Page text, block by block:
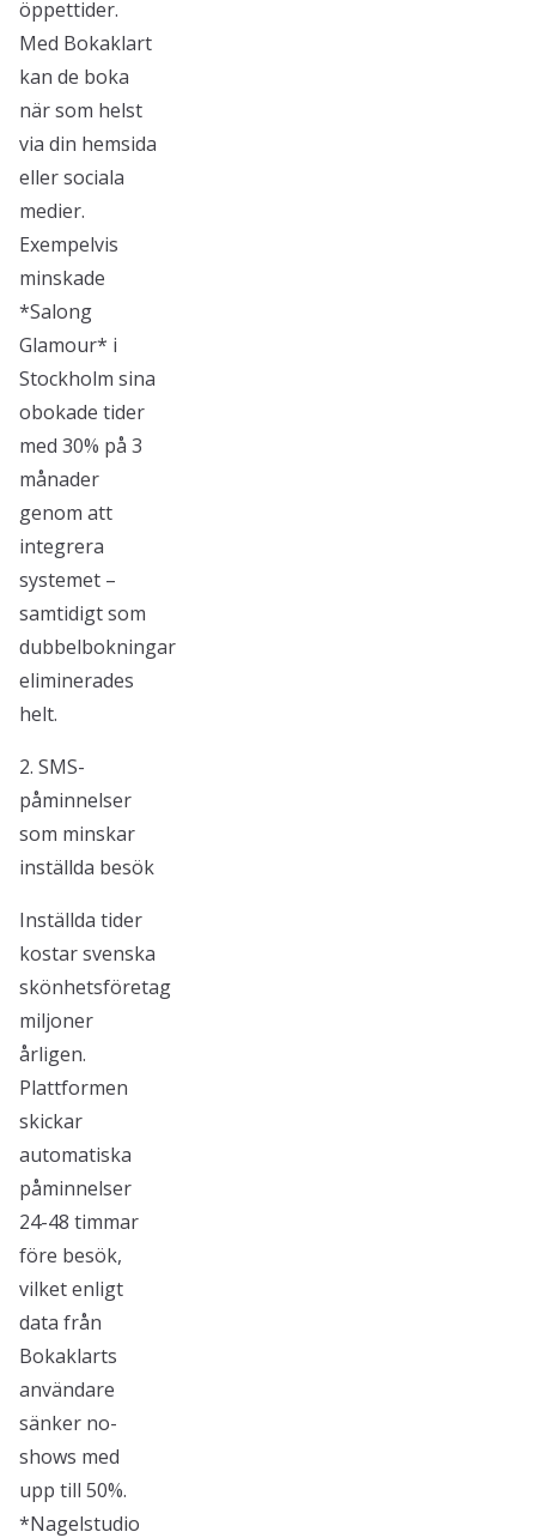
öppettider.
Med Bokaklart
kan de boka
när som helst
via din hemsida
eller sociala
medier.
Exempelvis
minskade
*Salong
Glamour* i
Stockholm sina
obokade tider
med 30% på 3
månader
genom att
integrera
systemet –
samtidigt som
dubbelbokningar
eliminerades
helt.
2. SMS-
påminnelser
som minskar
inställda besök
Inställda tider
kostar svenska
skönhetsföretag
miljoner
årligen.
Plattformen
skickar
automatiska
påminnelser
24-48 timmar
före besök,
vilket enligt
data från
Bokaklarts
användare
sänker no-
shows med
upp till 50%.
*Nagelstudio